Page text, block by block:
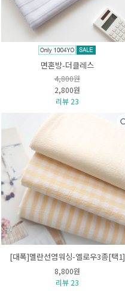
면혼방-더클레스
4,800원
2,800원
리뷰 23
[대폭]멜란선염워싱-옐로우3종[택1]
8,800원
리뷰 23